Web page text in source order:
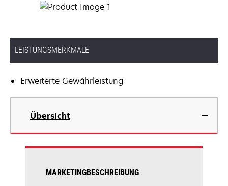
LEISTUNGSMERKMALE
Erweiterte Gewährleistung
Übersicht
MARKETINGBESCHREIBUNG